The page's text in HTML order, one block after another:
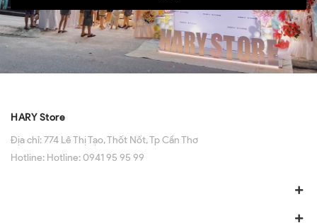
HARY Store
Địa chỉ:774 Lê Thị Tạo, Thốt Nốt, Tp Cần Thơ
Hotline: Hotline: 0941 95 95 99